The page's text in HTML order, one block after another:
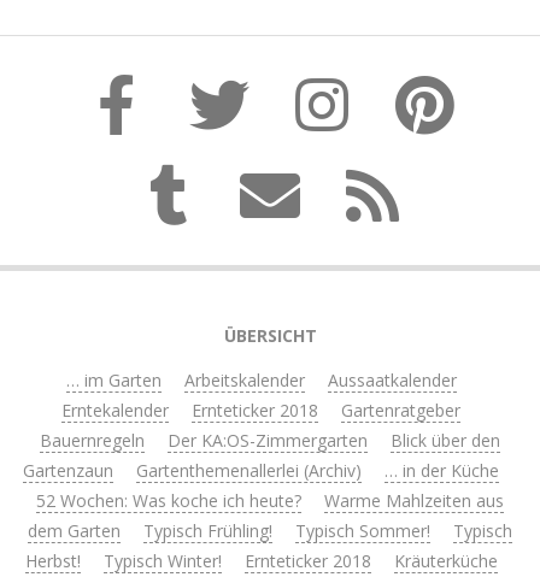
ÜBERSICHT
… im Garten
Arbeitskalender
Aussaatkalender
Erntekalender
Ernteticker 2018
Gartenratgeber
Bauernregeln
Der KA:OS-Zimmergarten
Blick über den
Gartenzaun
Gartenthemenallerlei (Archiv)
… in der Küche
52 Wochen: Was koche ich heute?
Warme Mahlzeiten aus
dem Garten
Typisch Frühling! Typisch Sommer!
Typisch
Herbst!
Typisch Winter! Ernteticker 2018
Kräuterküche